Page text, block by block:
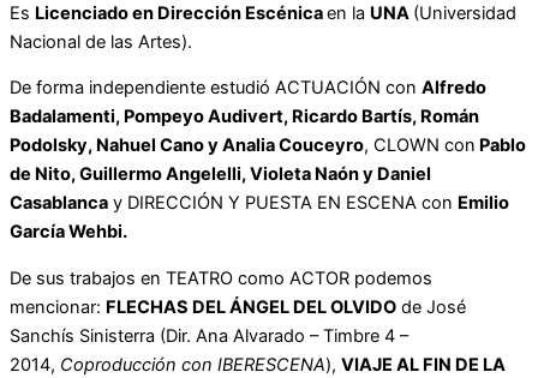
Es Licenciado en Dirección Escénicaen la UNA (Universidad
Nacional de las Artes).
De forma independiente estudió ACTUACIÓN con Alfredo
Badalamenti, Pompeyo Audivert, Ricardo Bartís, Román
Podolsky, Nahuel Cano y Analia Couceyro, CLOWN con Pablo
de Nito, Guillermo Angelelli, Violeta Naón y Daniel
Casablanca y DIRECCIÓN Y PUESTA EN ESCENA con Emilio
García Wehbi.
De sus trabajos en TEATRO como ACTOR podemos
mencionar: FLECHAS DEL ÁNGEL DEL OLVIDO de José
Sanchís Sinisterra (Dir. Ana Alvarado – Timbre 4 –
2014, Coproducción con IBERESCENA), VIAJE AL FIN DE LA